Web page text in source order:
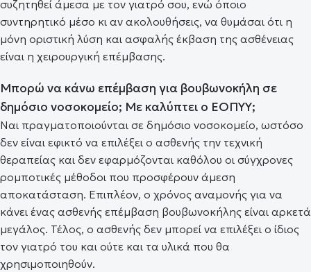
συζητηθεί άμεσα με τον γιατρό σου, ενώ όποιο
συντηρητικό μέσο κι αν ακολουθήσεις, να θυμάσαι ότι η
μόνη οριστική λύση και ασφαλής έκβαση της ασθένειας
είναι η χειρουργική επέμβασης.
Μπορώ να κάνω επέμβαση για βουβωνοκήλη σε
δημόσιο νοσοκομείο; Με καλύπτει ο ΕΟΠΥΥ;
Ναι πραγματοποιούνται σε δημόσιο νοσοκομείο, ωστόσο
δεν είναι εφικτό να επιλέξει ο ασθενής την τεχνική
θεραπείας και δεν εφαρμόζονται καθόλου οι σύγχρονες
ρομποτικές μέθοδοι που προσφέρουν άμεση
αποκατάσταση. Επιπλέον, ο χρόνος αναμονής για να
κάνει ένας ασθενής επέμβαση βουβωνοκήλης είναι αρκετά
μεγάλος. Τέλος, ο ασθενής δεν μπορεί να επιλέξει ο ίδιος
τον γιατρό του και ούτε και τα υλικά που θα
χρησιμοποιηθούν.